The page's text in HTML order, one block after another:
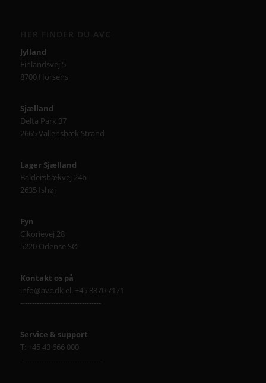
Jylland
Finlandsvej 5
8700 Horsens
Sjælland
Delta Park 37
2665 Vallensbæk Strand
Lager Sjælland
Baldersbækvej 24b
2635 Ishøj
Fyn
Cikorievej 28
5220 Odense SØ
Kontakt os på
info@avc.dk el. +45 8870 7171
----------------------------------
Service & support
T: +45 43 666 000
----------------------------------